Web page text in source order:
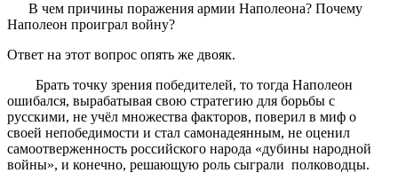
В чем причины поражения армии Наполеона? Почему
Наполеон проиграл войну?
Ответ на этот вопрос опять же двояк.
Брать точку зрения победителей, то тогда Наполеон
ошибался, вырабатывая свою стратегию для борьбы с
русскими, не учёл множества факторов, поверил в миф о
своей непобедимости и стал самонадеянным, не оценил
самоотверженность российского народа «дубины народной
войны», и конечно, решающую роль сыграли полководцы.